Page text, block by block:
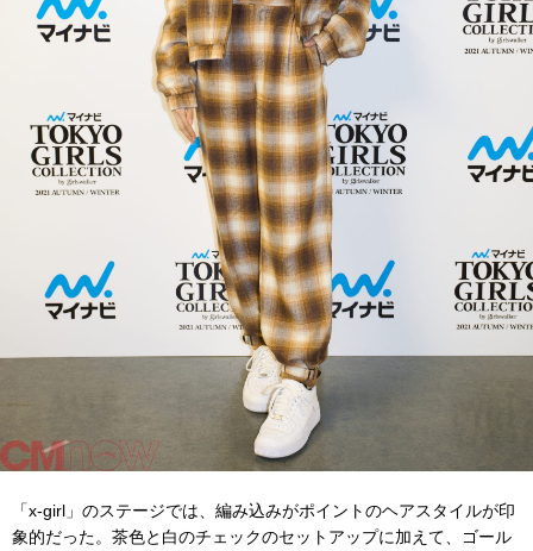
「x-girl」のステージでは、編み込みがポイントのヘアスタイルが印
象的だった。茶色と白のチェックのセットアップに加えて、ゴール